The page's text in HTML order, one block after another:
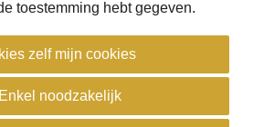
Locaties
Extranet
Contact
-Privacyverklaring-Cookiebeleid-